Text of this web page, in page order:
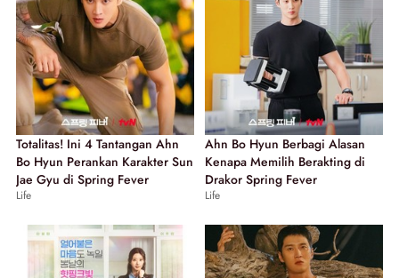
Totalitas! Ini 4 Tantangan Ahn
Bo Hyun Perankan Karakter Sun
Jae Gyu di Spring Fever
Life
Ahn Bo Hyun Berbagi Alasan
Kenapa Memilih Berakting di
Drakor Spring Fever
Life